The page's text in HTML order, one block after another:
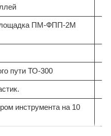
ПМ-ФПП-2М
пути ТО-300
инструмента на 10